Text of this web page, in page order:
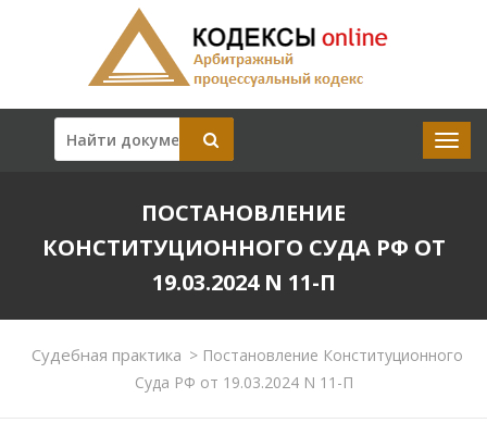
ПОСТАНОВЛЕНИЕ
КОНСТИТУЦИОННОГО СУДА РФ ОТ
19.03.2024 N 11-П
Судебная практика > Постановление Конституционного
Суда РФ от 19.03.2024 N 11-П